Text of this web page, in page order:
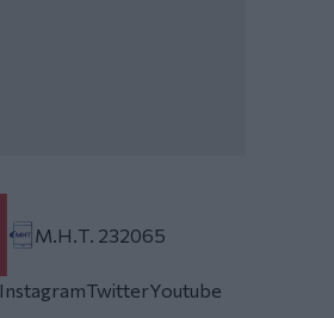
Μ.Η.Τ. 232065
InstagramTwitterYoutube